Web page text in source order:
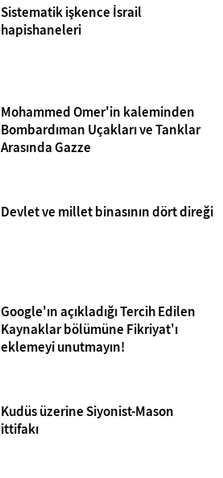
Sistematik işkence İsrail
hapishaneleri
Mohammed Omer'in kaleminden
Bombardıman Uçakları ve Tanklar
Arasında Gazze
Devlet ve millet binasının dört direği
Google'ın açıkladığı Tercih Edilen
Kaynaklar bölümüne Fikriyat'ı
eklemeyi unutmayın!
Kudüs üzerine Siyonist-Mason
ittifakı